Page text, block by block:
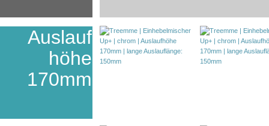
Auslauf
höhe
170mm